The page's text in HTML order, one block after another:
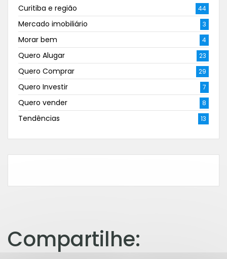
Curitiba e região
44
Mercado imobiliário 3
Morar bem 4
Quero Alugar 23
Quero Comprar 29
Quero Investir 7
Quero vender 8
Tendências 13
Compartilhe: